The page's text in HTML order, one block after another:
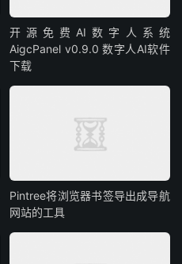
开源免费AI数字人系统
AigcPanel v0.9.0 数字人AI软件
下载
Pintree将浏览器书签导出成导航
网站的工具